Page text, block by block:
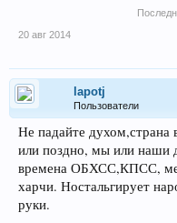
20 авг 2014
lapotj
Пользователи
Не падайте духом,страна
или поздно, мы или наши
времена ОБХСС,КПСС,
харчи. Ностальгирует
руки.